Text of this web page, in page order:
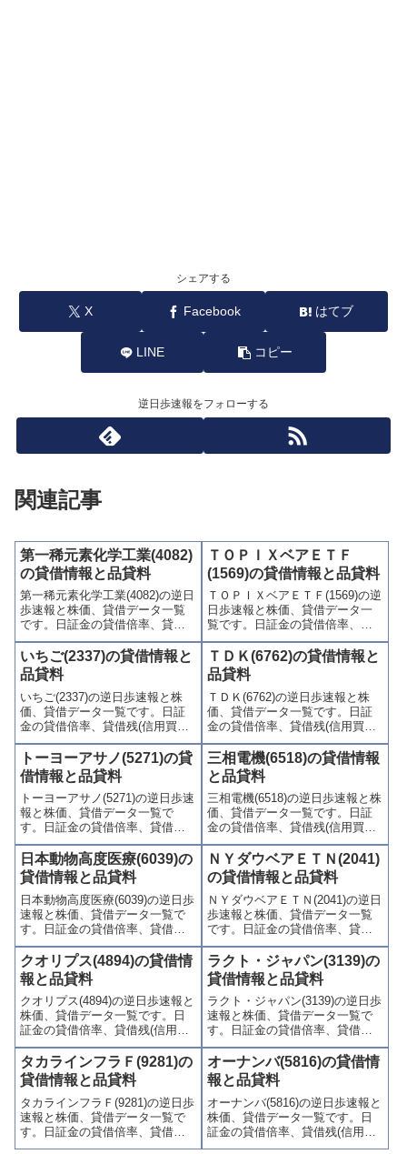
シェアする
X Facebook はてブ
LINE コピー
逆日歩速報をフォローする
関連記事
第一稀元素化学工業(4082)
の貸借情報と品貸料
第一稀元素化学工業(4082)の逆日
歩速報と株価、貸借データ一覧
です。日証金の貸借倍率、貸借
残(信用買残、信用売残)、品貸料
(逆日歩)、東証の週末残高、規制
(注意喚起・申込停止)など、空売
り関連情報を集計し、図解でわ
かりやすくまとめて掲載してい
ます。
ＴＯＰＩＸベアＥＴＦ
(1569)の貸借情報と品貸料
ＴＯＰＩＸベアＥＴＦ(1569)の逆
日歩速報と株価、貸借データ一
覧です。日証金の貸借倍率、貸
借残(信用買残、信用売残)、品貸
料(逆日歩)、東証の週末残高、規
制(注意喚起・申込停止)など、空
売り関連情報を集計し、図解で
わかりやすくまとめて掲載して
います。
いちご(2337)の貸借情報と
品貸料
いちご(2337)の逆日歩速報と株
価、貸借データ一覧です。日証
金の貸借倍率、貸借残(信用買
残、信用売残)、品貸料(逆日
歩)、東証の週末残高、規制(注意
喚起・申込停止)など、空売り関
連情報を集計し、図解でわかり
やすくまとめて掲載していま
す。
ＴＤＫ(6762)の貸借情報と
品貸料
ＴＤＫ(6762)の逆日歩速報と株
価、貸借データ一覧です。日証
金の貸借倍率、貸借残(信用買
残、信用売残)、品貸料(逆日
歩)、東証の週末残高、規制(注意
喚起・申込停止)など、空売り関
連情報を集計し、図解でわかり
やすくまとめて掲載していま
す。
トーヨーアサノ(5271)の貸
借情報と品貸料
トーヨーアサノ(5271)の逆日歩速
報と株価、貸借データ一覧で
す。日証金の貸借倍率、貸借残
(信用買残、信用売残)、品貸料
(逆日歩)、東証の週末残高、規制
(注意喚起・申込停止)など、空売
り関連情報を集計し、図解でわ
かりやすくまとめて掲載してい
ます。
三相電機(6518)の貸借情報
と品貸料
三相電機(6518)の逆日歩速報と株
価、貸借データ一覧です。日証
金の貸借倍率、貸借残(信用買
残、信用売残)、品貸料(逆日
歩)、東証の週末残高、規制(注意
喚起・申込停止)など、空売り関
連情報を集計し、図解でわかり
やすくまとめて掲載していま
す。
日本動物高度医療(6039)の
貸借情報と品貸料
日本動物高度医療(6039)の逆日歩
速報と株価、貸借データ一覧で
す。日証金の貸借倍率、貸借残
(信用買残、信用売残)、品貸料
(逆日歩)、東証の週末残高、規制
(注意喚起・申込停止)など、空売
り関連情報を集計し、図解でわ
かりやすくまとめて掲載してい
ます。
ＮＹダウベアＥＴＮ(2041)
の貸借情報と品貸料
ＮＹダウベアＥＴＮ(2041)の逆日
歩速報と株価、貸借データ一覧
です。日証金の貸借倍率、貸借
残(信用買残、信用売残)、品貸料
(逆日歩)、東証の週末残高、規制
(注意喚起・申込停止)など、空売
り関連情報を集計し、図解でわ
かりやすくまとめて掲載してい
ます。
クオリプス(4894)の貸借情
報と品貸料
クオリプス(4894)の逆日歩速報と
株価、貸借データ一覧です。日
証金の貸借倍率、貸借残(信用買
残、信用売残)、品貸料(逆日
歩)、東証の週末残高、規制(注意
喚起・申込停止)など、空売り関
連情報を集計し、図解でわかり
やすくまとめて掲載していま
す。
ラクト・ジャパン(3139)の
貸借情報と品貸料
ラクト・ジャパン(3139)の逆日歩
速報と株価、貸借データ一覧で
す。日証金の貸借倍率、貸借残
(信用買残、信用売残)、品貸料
(逆日歩)、東証の週末残高、規制
(注意喚起・申込停止)など、空売
り関連情報を集計し、図解でわ
かりやすくまとめて掲載してい
ます。
タカラインフラＦ(9281)の
貸借情報と品貸料
タカラインフラＦ(9281)の逆日歩
速報と株価、貸借データ一覧で
す。日証金の貸借倍率、貸借残
(信用買残、信用売残)、品貸料
オーナンバ(5816)の貸借情
報と品貸料
オーナンバ(5816)の逆日歩速報と
株価、貸借データ一覧です。日
証金の貸借倍率、貸借残(信用買
残、信用売残)、品貸料(逆日